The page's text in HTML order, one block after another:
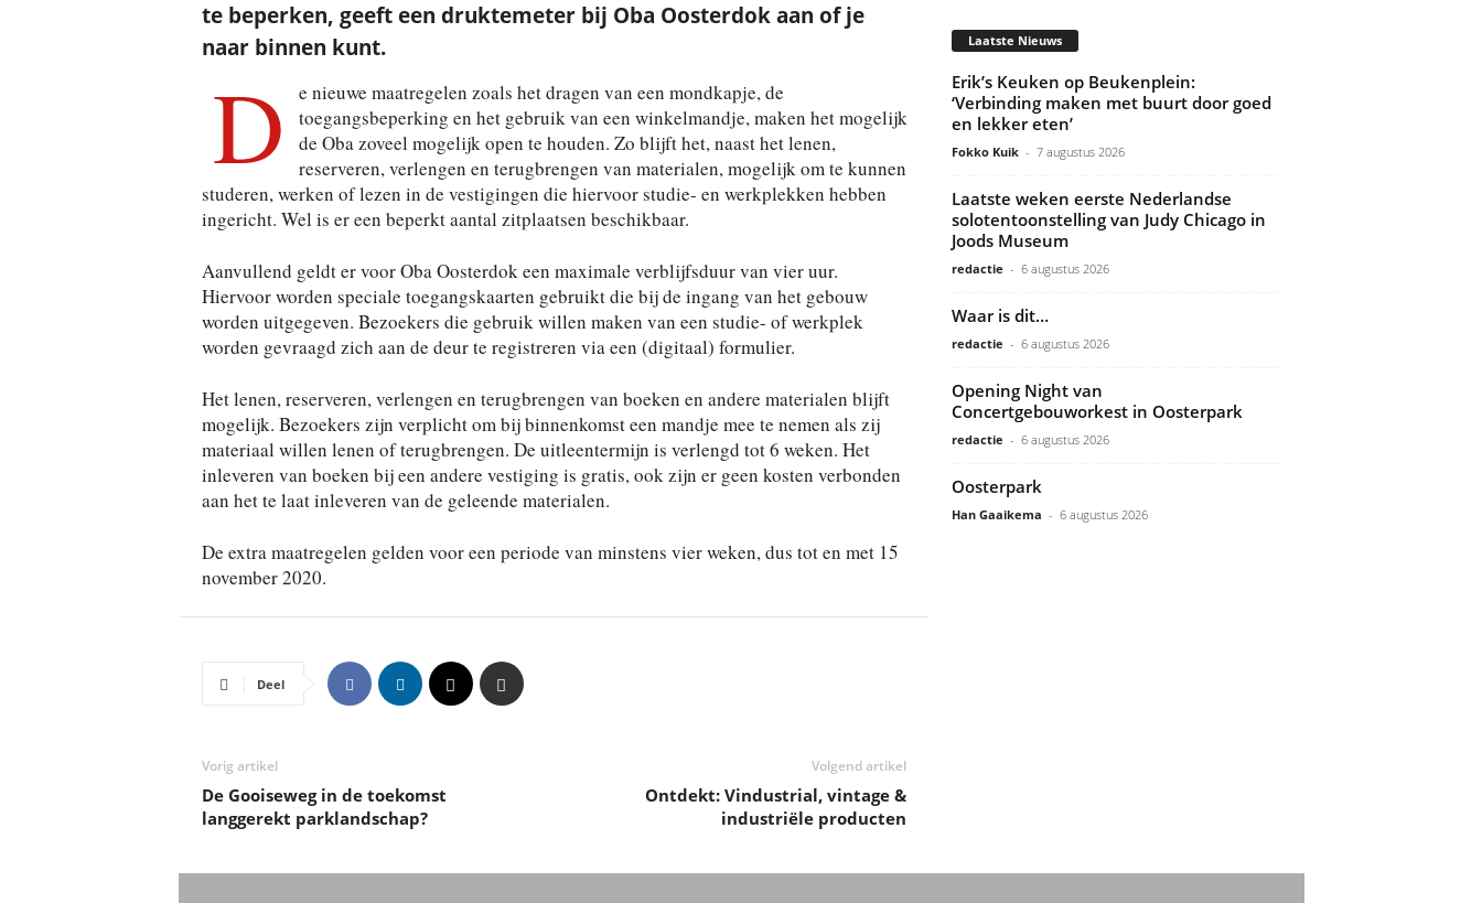
te beperken, geeft een druktemeter bij Oba Oosterdok aan of je
naar binnen kunt.
D
e nieuwe maatregelen zoals het dragen van een mondkapje, de
toegangsbeperking en het gebruik van een winkelmandje, maken het mogelijk
de Oba zoveel mogelijk open te houden. Zo blijft het, naast het lenen,
reserveren, verlengen en terugbrengen van materialen, mogelijk om te kunnen
studeren, werken of lezen in de vestigingen die hiervoor studie- en werkplekken hebben
ingericht. Wel is er een beperkt aantal zitplaatsen beschikbaar.
Aanvullend geldt er voor Oba Oosterdok een maximale verblijfsduur van vier uur.
Hiervoor worden speciale toegangskaarten gebruikt die bij de ingang van het gebouw
worden uitgegeven. Bezoekers die gebruik willen maken van een studie- of werkplek
worden gevraagd zich aan de deur te registreren via een (digitaal) formulier.
Het lenen, reserveren, verlengen en terugbrengen van boeken en andere materialen blijft
mogelijk. Bezoekers zijn verplicht om bij binnenkomst een mandje mee te nemen als zij
materiaal willen lenen of terugbrengen. De uitleentermijn is verlengd tot 6 weken. Het
inleveren van boeken bij een andere vestiging is gratis, ook zijn er geen kosten verbonden
aan het te laat inleveren van de geleende materialen.
De extra maatregelen gelden voor een periode van minstens vier weken, dus tot en met 15
november 2020.
Deel
Vorig artikel
De Gooiseweg in de toekomst
langgerekt parklandschap?
Volgend artikel
Ontdekt: Vindustrial, vintage &
industriële producten
Laatste Nieuws
Erik’s Keuken op Beukenplein:
‘Verbinding maken met buurt door goed
en lekker eten’
Fokko Kuik - 7 augustus 2026
Laatste weken eerste Nederlandse
solotentoonstelling van Judy Chicago in
Joods Museum
redactie - 6 augustus 2026
Waar is dit…
redactie - 6 augustus 2026
Opening Night van
Concertgebouworkest in Oosterpark
redactie - 6 augustus 2026
Oosterpark
Han Gaaikema - 6 augustus 2026